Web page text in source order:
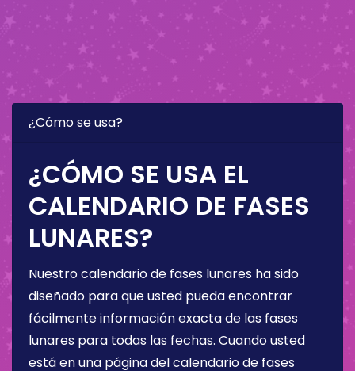
¿Cómo se usa?
¿CÓMO SE USA EL
CALENDARIO DE FASES
LUNARES?
Nuestro calendario de fases lunares ha sido
diseñado para que usted pueda encontrar
fácilmente información exacta de las fases
lunares para todas las fechas. Cuando usted
está en una página del calendario de fases